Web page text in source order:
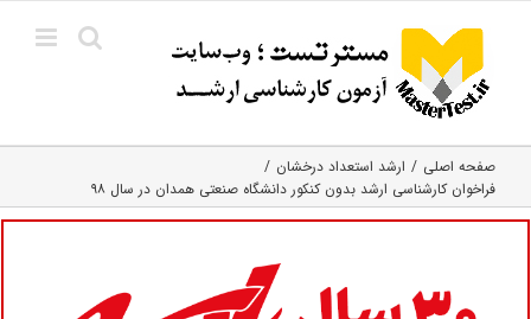
content
صفحه اصلی
ارشد استعداد درخشان
فراخوان کارشناسی ارشد بدون کنکور دانشگاه صنعتی همدان در سال ۹۸